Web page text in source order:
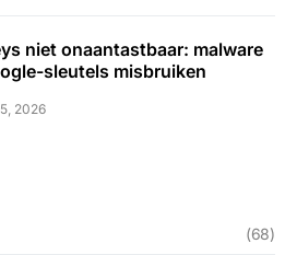
niet onaantastbaar: malware
sleutels misbruiken
2026
(68)